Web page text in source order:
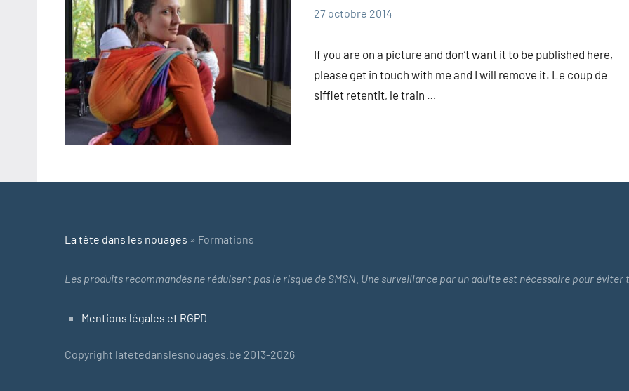
27 octobre 2014
If you are on a picture and don’t want it to be published here,
please get in touch with me and I will remove it. Le coup de
sifflet retentit, le train …
La tête dans les nouages » Formations
Les produits recommandés ne réduisent pas le risque de SMSN. Une surveillance par un adulte est nécessaire pour éviter
Mentions légales et RGPD
Copyright latetedanslesnouages.be 2013-2026